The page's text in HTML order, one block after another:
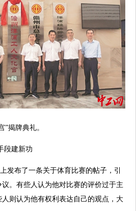
”揭牌典礼。
段建新功
发布了一条关于体育比赛的帖子，引
。有些人认为他对比赛的评价过于主
则认为他有权利表达自己的观点，大